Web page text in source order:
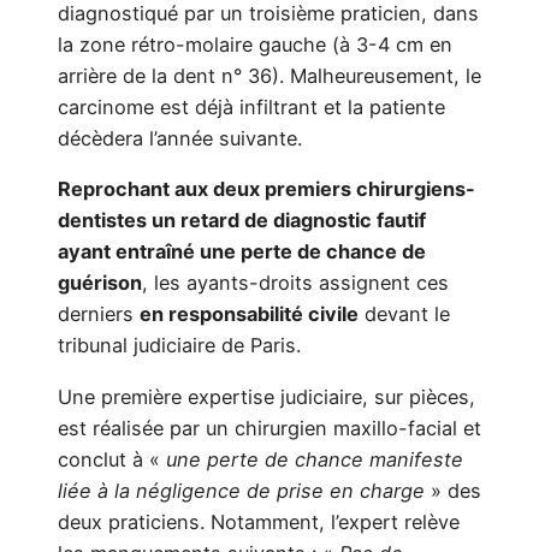
diagnostiqué par un troisième praticien, dans
la zone rétro-molaire gauche (à 3-4 cm en
arrière de la dent n° 36). Malheureusement, le
carcinome est déjà infiltrant et la patiente
décèdera l’année suivante.
Reprochant aux deux premiers chirurgiens-
dentistes un retard de diagnostic fautif
ayant entraîné une perte de chance de
guérison, les ayants-droits assignent ces
derniers en responsabilité civile devant le
tribunal judiciaire de Paris.
Une première expertise judiciaire, sur pièces,
est réalisée par un chirurgien maxillo-facial et
conclut à « une perte de chance manifeste
liée à la négligence de prise en charge » des
deux praticiens. Notamment, l’expert relève